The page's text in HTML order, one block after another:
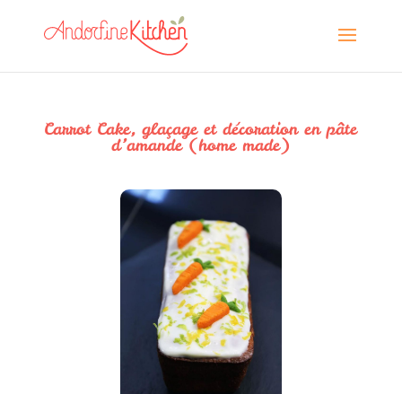
Carrot Cake, glaçage et décoration en pâte
d’amande (home made)